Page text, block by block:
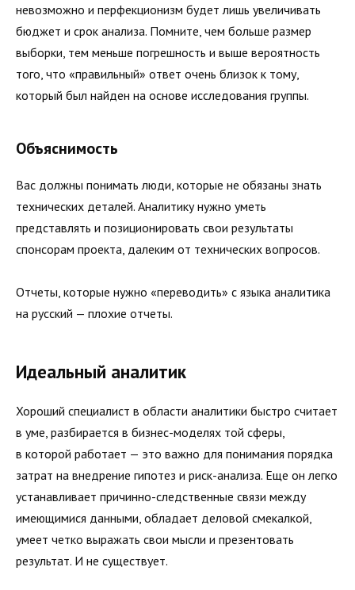
невозможно и перфекционизм будет лишь увеличивать
бюджет и срок анализа. Помните, чем больше размер
выборки, тем меньше погрешность и выше вероятность
того, что «правильный» ответ очень близок к тому,
который был найден на основе исследования группы.
Объяснимость
Вас должны понимать люди, которые не обязаны знать
технических деталей. Аналитику нужно уметь
представлять и позиционировать свои результаты
спонсорам проекта, далеким от технических вопросов.
Отчеты, которые нужно «переводить» с языка аналитика
на русский — плохие отчеты.
Идеальный аналитик
Хороший специалист в области аналитики быстро считает
в уме, разбирается в бизнес-моделях той сферы,
в которой работает — это важно для понимания порядка
затрат на внедрение гипотез и риск-анализа. Еще он легко
устанавливает причинно-следственные связи между
имеющимися данными, обладает деловой смекалкой,
умеет четко выражать свои мысли и презентовать
результат. И не существует.